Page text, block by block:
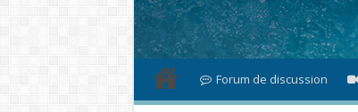
Forum de discussion